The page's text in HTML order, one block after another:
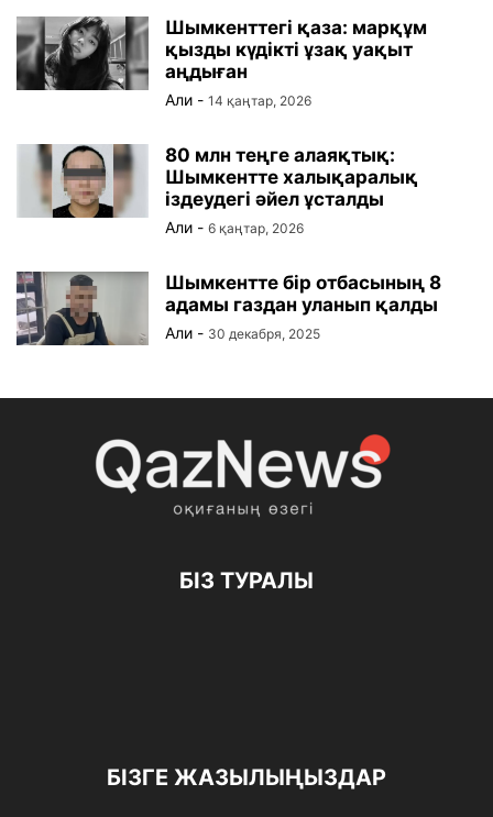
Шымкенттегі қаза: марқұм
қызды күдікті ұзақ уақыт
аңдыған
Али - 14 қаңтар, 2026
80 млн теңге алаяқтық:
Шымкентте халықаралық
іздеудегі әйел ұсталды
Али - 6 қаңтар, 2026
Шымкентте бір отбасының 8
адамы газдан уланып қалды
Али - 30 декабря, 2025
БІЗ ТУРАЛЫ
БІЗГЕ ЖАЗЫЛЫҢЫЗДАР